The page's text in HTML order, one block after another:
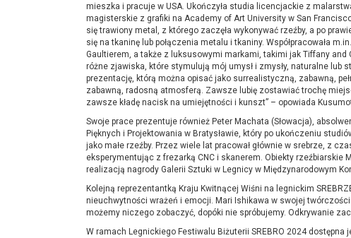
mieszka i pracuje w USA. Ukończyła studia licencjackie z
magisterskie z grafiki na Academy of Art University w San
się trawiony metal, z którego zaczęła wykonywać rzeźby, a po
się na tkaninę lub połączenia metalu i tkaniny. Współpracowała
Gaultierem, a także z luksusowymi markami, takimi jak Tiffany and
różne zjawiska, które stymulują mój umysł i zmysły, naturalne lub
prezentację, którą można opisać jako surrealistyczną, zabawną,
zabawną, radosną atmosferą. Zawsze lubię zostawiać trochę
zawsze kładę nacisk na umiejętności i kunszt” – opowiada
Swoje prace prezentuje również Peter Machata (Słowacja),
Pięknych i Projektowania w Bratysławie, który po ukończeniu
jako małe rzeźby. Przez wiele lat pracował głównie w srebrze, z
eksperymentując z frezarką CNC i skanerem. Obiekty rzeźbiarskie
realizacją nagrody Galerii Sztuki w Legnicy w Międzynarodowym
Kolejną reprezentantką Kraju Kwitnącej Wiśni na legnickim
nieuchwytności wrażeń i emocji. Mari Ishikawa w swojej
możemy niczego zobaczyć, dopóki nie spróbujemy. Odkrywanie
W ramach Legnickiego Festiwalu Biżuterii SREBRO 2024